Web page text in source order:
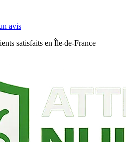
avis
satisfaits en Île-de-France